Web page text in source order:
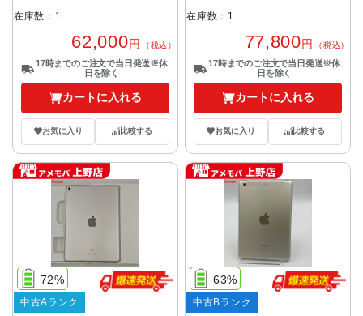
在庫数：1
62,000円 （税込）
17時までのご注文で当日発送※休
日を除く
カートに入れる
お気に入り 比較する
在庫数：1
77,800円 （税込）
17時までのご注文で当日発送※休
日を除く
カートに入れる
お気に入り 比較する
72%
中古Aランク
63%
中古Bランク